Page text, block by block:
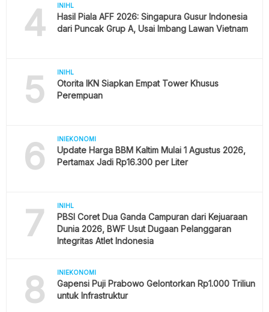
4 INIHL
Hasil Piala AFF 2026: Singapura Gusur Indonesia
dari Puncak Grup A, Usai Imbang Lawan Vietnam
5 INIHL
Otorita IKN Siapkan Empat Tower Khusus
Perempuan
6 INIEKONOMI
Update Harga BBM Kaltim Mulai 1 Agustus 2026,
Pertamax Jadi Rp16.300 per Liter
7 INIHL
PBSI Coret Dua Ganda Campuran dari Kejuaraan
Dunia 2026, BWF Usut Dugaan Pelanggaran
Integritas Atlet Indonesia
8 INIEKONOMI
Gapensi Puji Prabowo Gelontorkan Rp1.000 Triliun
untuk Infrastruktur